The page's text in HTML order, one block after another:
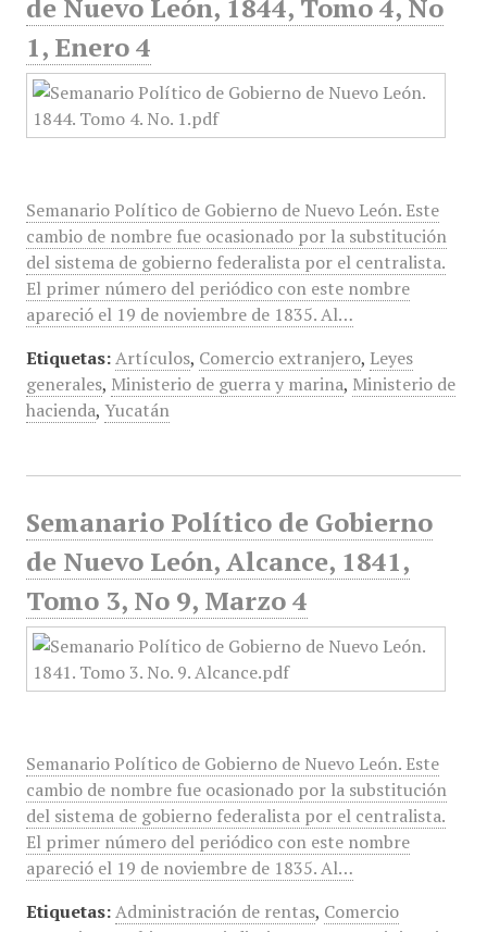
de Nuevo León, 1844, Tomo 4, No
1, Enero 4
Semanario Político de Gobierno de Nuevo León. Este
cambio de nombre fue ocasionado por la substitución
del sistema de gobierno federalista por el centralista.
El primer número del periódico con este nombre
apareció el 19 de noviembre de 1835. Al…
Etiquetas: Artículos, Comercio extranjero, Leyes
generales, Ministerio de guerra y marina, Ministerio de
hacienda, Yucatán
Semanario Político de Gobierno
de Nuevo León, Alcance, 1841,
Tomo 3, No 9, Marzo 4
Semanario Político de Gobierno de Nuevo León. Este
cambio de nombre fue ocasionado por la substitución
del sistema de gobierno federalista por el centralista.
El primer número del periódico con este nombre
apareció el 19 de noviembre de 1835. Al…
Etiquetas: Administración de rentas, Comercio